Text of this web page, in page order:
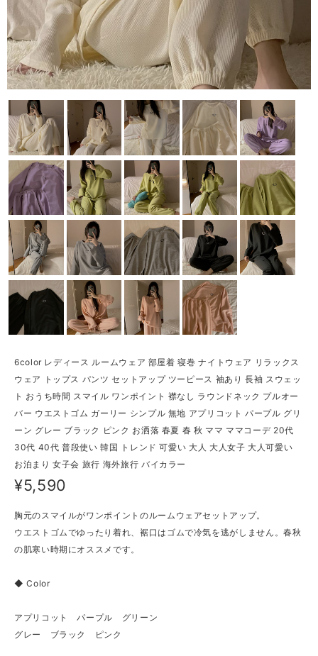
6color レディース ルームウェア 部屋着 寝巻 ナイトウェア リラックス
ウェア トップス パンツ セットアップ ツーピース 袖あり 長袖 スウェッ
ト おうち時間 スマイル ワンポイント 襟なし ラウンドネック プルオー
バー ウエストゴム ガーリー シンプル 無地 アプリコット パープル グリ
ーン グレー ブラック ピンク お洒落 春夏 春 秋 ママ ママコーデ 20代
30代 40代 普段使い 韓国 トレンド 可愛い 大人 大人女子 大人可愛い
お泊まり 女子会 旅行 海外旅行 バイカラー
¥5,590
胸元のスマイルがワンポイントのルームウェアセットアップ。
ウエストゴムでゆったり着れ、裾口はゴムで冷気を逃がしません。春秋
の肌寒い時期にオススメです。
◆ Color
アプリコット パープル グリーン
グレー ブラック ピンク